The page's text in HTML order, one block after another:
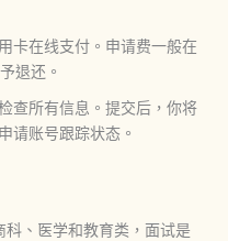
卡在线支付。申请费一般在
退还。
查所有信息。提交后，你将
请账号跟踪状态。
科、医学和教育类，面试是